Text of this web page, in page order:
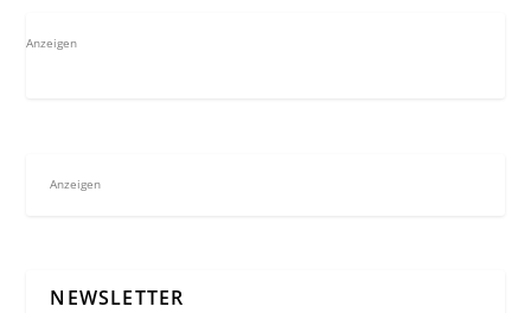
Anzeigen
Anzeigen
NEWSLETTER